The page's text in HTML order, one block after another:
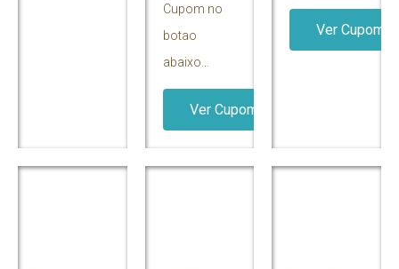
Cupom no
botao
abaixo…
Ver Cupom
Ver Cupom